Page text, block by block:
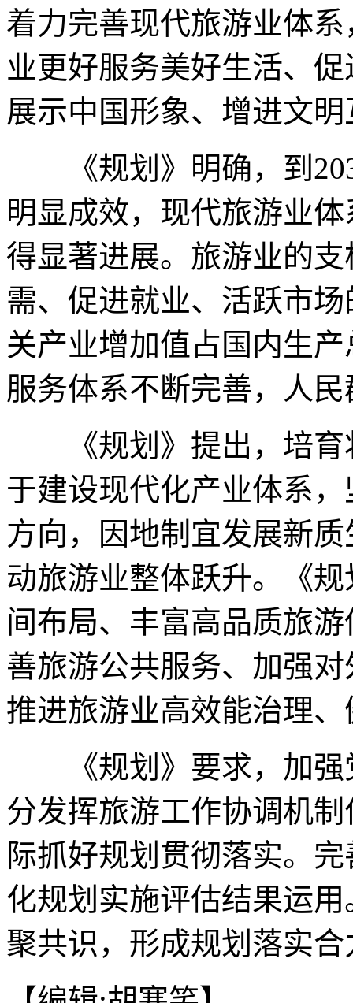
着力完善现代旅游业体
业更好服务美好生活、
展示中国形象、增进文
《规划》明确，到
明显成效，现代旅游业
得显著进展。旅游业的
需、促进就业、活跃市
关产业增加值占国内生
服务体系不断完善，人
《规划》提出，培育
于建设现代化产业体系
方向，因地制宜发展新
动旅游业整体跃升。《
间布局、丰富高品质旅
善旅游公共服务、加强
推进旅游业高效能治理
《规划》要求，加强
分发挥旅游工作协调机
际抓好规划贯彻落实。
化规划实施评估结果运
聚共识，形成规划落实合